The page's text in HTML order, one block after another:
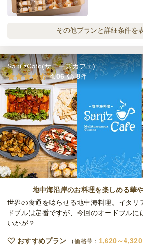
③〈1人2個〉
ッチプラン
④〈1人2個〉
⑤〈1人3個〉嬉し
チプラン
⑥〈1人3個〉人気
オードブル
900
オードブル
その他プランと詳細条件を
Sani'zCafe(サニーズカフェ)
4.06
8件
地中海沿岸のお料理を楽しめる華
世界の食通を唸らせる地中海料理。イタリ
ドブルは定番ですが、今回のオードブルに
いかが？
おすすめプラン 価格帯： 1,620～4,320